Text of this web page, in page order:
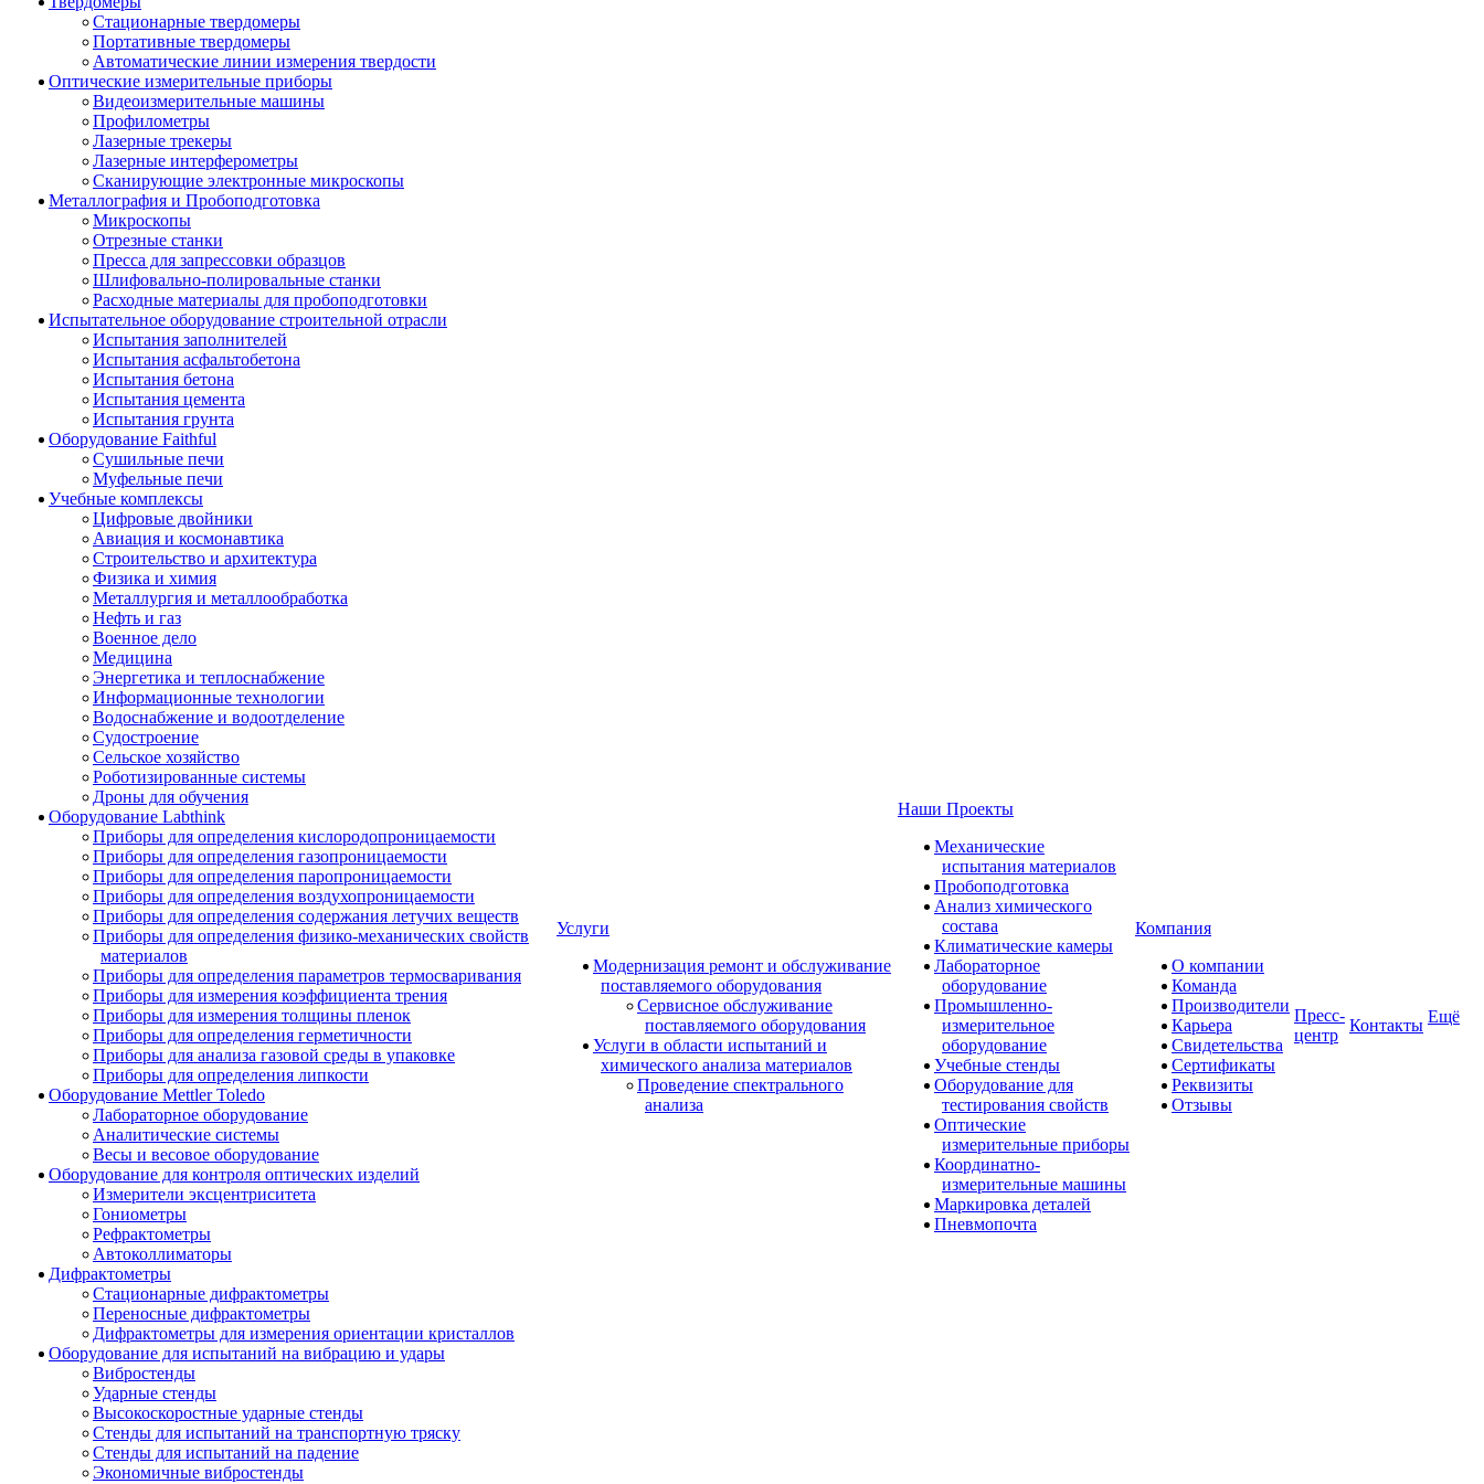
Стационарные твердомеры
Портативные твердомеры
Автоматические линии измерения твердости
Оптические измерительные приборы
Видеоизмерительные машины
Профилометры
Лазерные трекеры
Лазерные интерферометры
Сканирующие электронные микроскопы
Металлография и Пробоподготовка
Микроскопы
Отрезные станки
Пресса для запрессовки образцов
Шлифовально-полировальные станки
Расходные материалы для пробоподготовки
Испытательное оборудование строительной отрасли
Испытания заполнителей
Испытания асфальтобетона
Испытания бетона
Испытания цемента
Испытания грунта
Оборудование Faithful
Сушильные печи
Муфельные печи
Учебные комплексы
Цифровые двойники
Авиация и космонавтика
Строительство и архитектура
Физика и химия
Металлургия и металлообработка
Нефть и газ
Военное дело
Медицина
Энергетика и теплоснабжение
Информационные технологии
Водоснабжение и водоотделение
Судостроение
Сельское хозяйство
Роботизированные системы
Дроны для обучения
Оборудование Labthink
Приборы для определения кислородопроницаемости
Приборы для определения газопроницаемости
Приборы для определения паропроницаемости
Приборы для определения воздухопроницаемости
Приборы для определения содержания летучих веществ
Приборы для определения физико-механических свойств
материалов
Приборы для определения параметров термосваривания
Приборы для измерения коэффициента трения
Приборы для измерения толщины пленок
Приборы для определения герметичности
Приборы для анализа газовой среды в упаковке
Приборы для определения липкости
Оборудование Mettler Toledo
Лабораторное оборудование
Аналитические системы
Весы и весовое оборудование
Оборудование для контроля оптических изделий
Измерители эксцентриситета
Гониометры
Рефрактометры
Автоколлиматоры
Дифрактометры
Стационарные дифрактометры
Переносные дифрактометры
Дифрактометры для измерения ориентации кристаллов
Оборудование для испытаний на вибрацию и удары
Вибростенды
Ударные стенды
Высокоскоростные ударные стенды
Стенды для испытаний на транспортную тряску
Стенды для испытаний на падение
Экономичные вибростенды
Услуги
Модернизация ремонт и обслуживание
поставляемого оборудования
Сервисное обслуживание
поставляемого оборудования
Услуги в области испытаний и
химического анализа материалов
Проведение спектрального
анализа
Наши Проекты
Механические
испытания материалов
Пробоподготовка
Анализ химического
состава
Климатические камеры
Лабораторное
оборудование
Промышленно-
измерительное
оборудование
Учебные стенды
Оборудование для
тестирования свойств
Оптические
измерительные приборы
Координатно-
измерительные машины
Маркировка деталей
Пневмопочта
Компания
О компании
Команда
Производители
Карьера
Свидетельства
Сертификаты
Реквизиты
Отзывы
Пресс-
центр
Контакты Ещё